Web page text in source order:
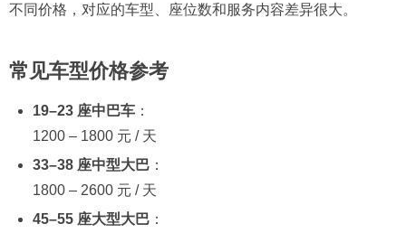
不同价格，对应的车型、座位数和服务内容差异很大。
常见车型价格参考
19–23 座中巴车：
1200 – 1800 元 / 天
33–38 座中型大巴：
1800 – 2600 元 / 天
45–55 座大型大巴：